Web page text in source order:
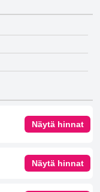
Näytä hinnat
Näytä hinnat